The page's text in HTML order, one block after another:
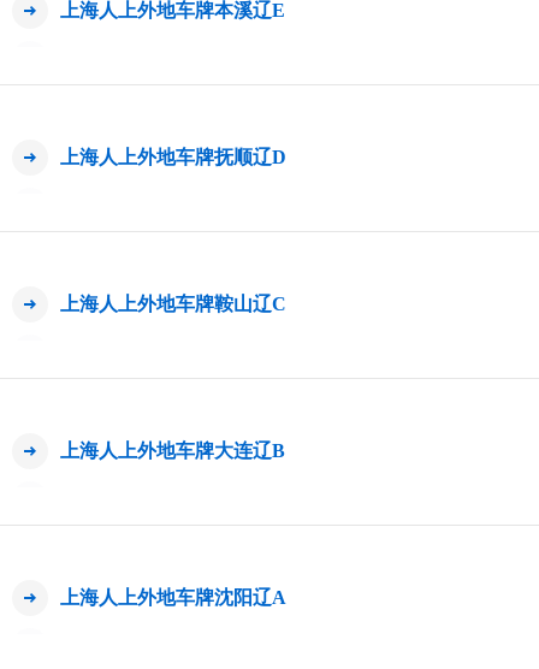
上海人上外地车牌本溪辽E
上海人上外地车牌抚顺辽D
上海人上外地车牌鞍山辽C
上海人上外地车牌大连辽B
上海人上外地车牌沈阳辽A